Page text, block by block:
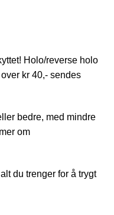
Holo/reverse holo
kr 40,- sendes
bedre, med mindre
om
du trenger for å trygt